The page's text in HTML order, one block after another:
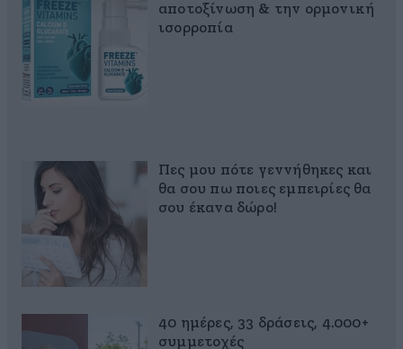
αποτοξίνωση & την ορμονική
ισορροπία
Πες μου πότε γεννήθηκες και
θα σου πω ποιες εμπειρίες θα
σου έκανα δώρο!
40 ημέρες, 33 δράσεις, 4.000+
συμμετοχές